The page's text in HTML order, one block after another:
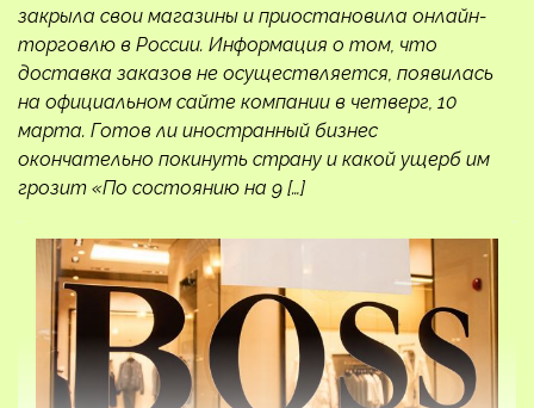
закрыла свои магазины и приостановила онлайн-
торговлю в России. Информация о том, что
доставка заказов не осуществляется, появилась
на официальном сайте компании в четверг, 10
марта. Готов ли иностранный бизнес
окончательно покинуть страну и какой ущерб им
грозит «По состоянию на 9 […]